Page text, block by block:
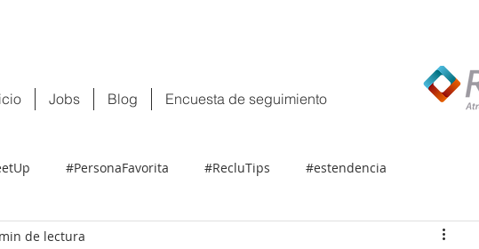
Jobs Blog Encuesta de seguimiento
#PersonaFavorita #RecluTips #estendencia
de lectura